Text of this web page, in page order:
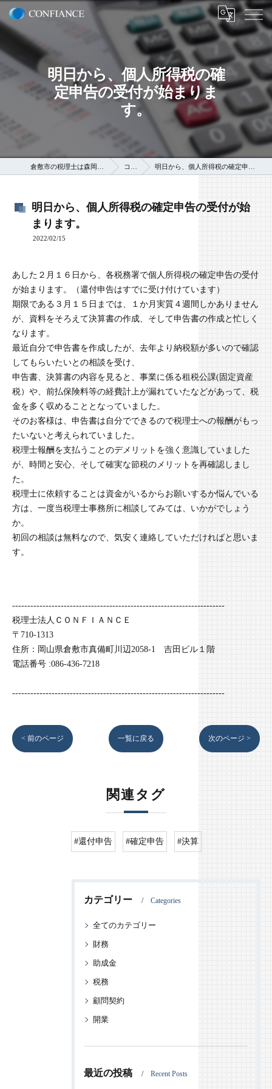
明日から、個人所得税の確
定申告の受付が始まりま
す。
コラム 明日から、個人所得税の確定申告の受付が始まります。
明日から、個人所得税の確定申告の受付が始
まります。
2022/02/15
あした２月１６日から、各税務署で個人所得税の確定申告の受付
が始まります。（還付申告はすでに受け付けています）
期限である３月１５日までは、１か月実質４週間しかありません
が、資料をそろえて決算書の作成、そして申告書の作成と忙しく
なります。
最近自分で申告書を作成したが、去年より納税額が多いので確認
してもらいたいとの相談を受け、
申告書、決算書の内容を見ると、事業に係る租税公課(固定資産
税）や、前払保険料等の経費計上が漏れていたなどがあって、税
金を多く収めることとなっていました。
そのお客様は、申告書は自分でできるので税理士への報酬がもっ
たいないと考えられていました。
税理士報酬を支払うことのデメリットを強く意識していました
が、時間と安心、そして確実な節税のメリットを再確認しまし
た。
税理士に依頼することは資金がいるからお願いするか悩んでいる
方は、一度当税理士事務所に相談してみては、いかがでしょう
か。
初回の相談は無料なので、気安く連絡していただければと思いま
す。
----------------------------------------------------------------------
税理士法人ＣＯＮＦＩＡＮＣＥ
〒710-1313
住所：岡山県倉敷市真備町川辺2058-1 吉田ビル１階
電話番号 :086-436-7218
----------------------------------------------------------------------
< 前のページ 一覧に戻る 次のページ >
関連タグ
#還付申告 #確定申告 #決算
カテゴリー Categories
全てのカテゴリー
財務
助成金
税務
顧問契約
開業
最近の投稿 Recent Posts